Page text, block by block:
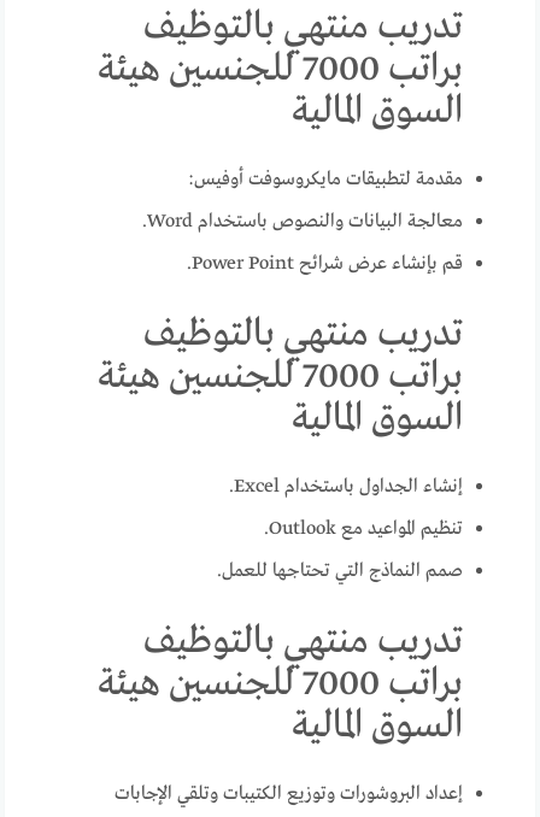
تدريب منتهي بالتوظيف
براتب 7000 للجنسين هيئة
السوق المالية
مقدمة لتطبيقات مايكروسوفت أوفيس:
معالجة البيانات والنصوص باستخدام Word.
قم بإنشاء عرض شرائح Power Point.
تدريب منتهي بالتوظيف
براتب 7000 للجنسين هيئة
السوق المالية
إنشاء الجداول باستخدام Excel.
تنظيم المواعيد مع Outlook.
صمم النماذج التي تحتاجها للعمل.
تدريب منتهي بالتوظيف
براتب 7000 للجنسين هيئة
السوق المالية
إعداد البروشورات وتوزيع الكتيبات وتلقي الإجابات